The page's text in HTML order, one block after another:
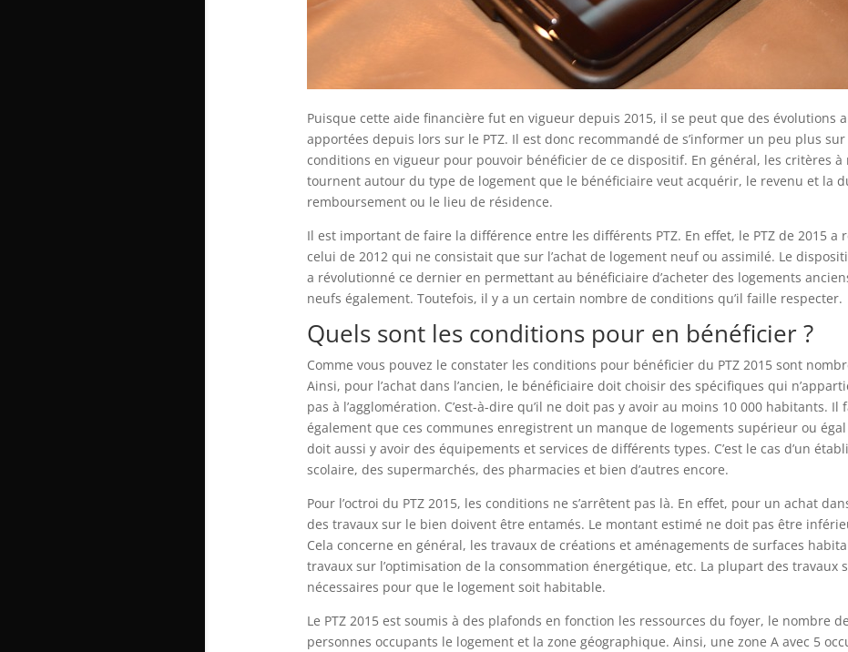
Puisque cette aide financière fut en vigueur depuis 2015, il se peut que des évolutions
apportées depuis lors sur le PTZ. Il est donc recommandé de s’informer un peu plus sur
conditions en vigueur pour pouvoir bénéficier de ce dispositif. En général, les critères à
tournent autour du type de logement que le bénéficiaire veut acquérir, le revenu et la
remboursement ou le lieu de résidence.
Il est important de faire la différence entre les différents PTZ. En effet, le PTZ de 2015 a
celui de 2012 qui ne consistait que sur l’achat de logement neuf ou assimilé. Le
a révolutionné ce dernier en permettant au bénéficiaire d’acheter des logements
neufs également. Toutefois, il y a un certain nombre de conditions qu’il faille respecter.
Quels sont les conditions pour en bénéficier ?
Comme vous pouvez le constater les conditions pour bénéficier du PTZ 2015 sont
Ainsi, pour l’achat dans l’ancien, le bénéficiaire doit choisir des spécifiques qui
pas à l’agglomération. C’est-à-dire qu’il ne doit pas y avoir au moins 10 000 habitants. Il
également que ces communes enregistrent un manque de logements supérieur ou égal
doit aussi y avoir des équipements et services de différents types. C’est le cas d’un
scolaire, des supermarchés, des pharmacies et bien d’autres encore.
Pour l’octroi du PTZ 2015, les conditions ne s’arrêtent pas là. En effet, pour un achat
des travaux sur le bien doivent être entamés. Le montant estimé ne doit pas être
Cela concerne en général, les travaux de créations et aménagements de surfaces
travaux sur l’optimisation de la consommation énergétique, etc. La plupart des travaux
nécessaires pour que le logement soit habitable.
Le PTZ 2015 est soumis à des plafonds en fonction les ressources du foyer, le nombre de
personnes occupants le logement et la zone géographique. Ainsi, une zone A avec 5